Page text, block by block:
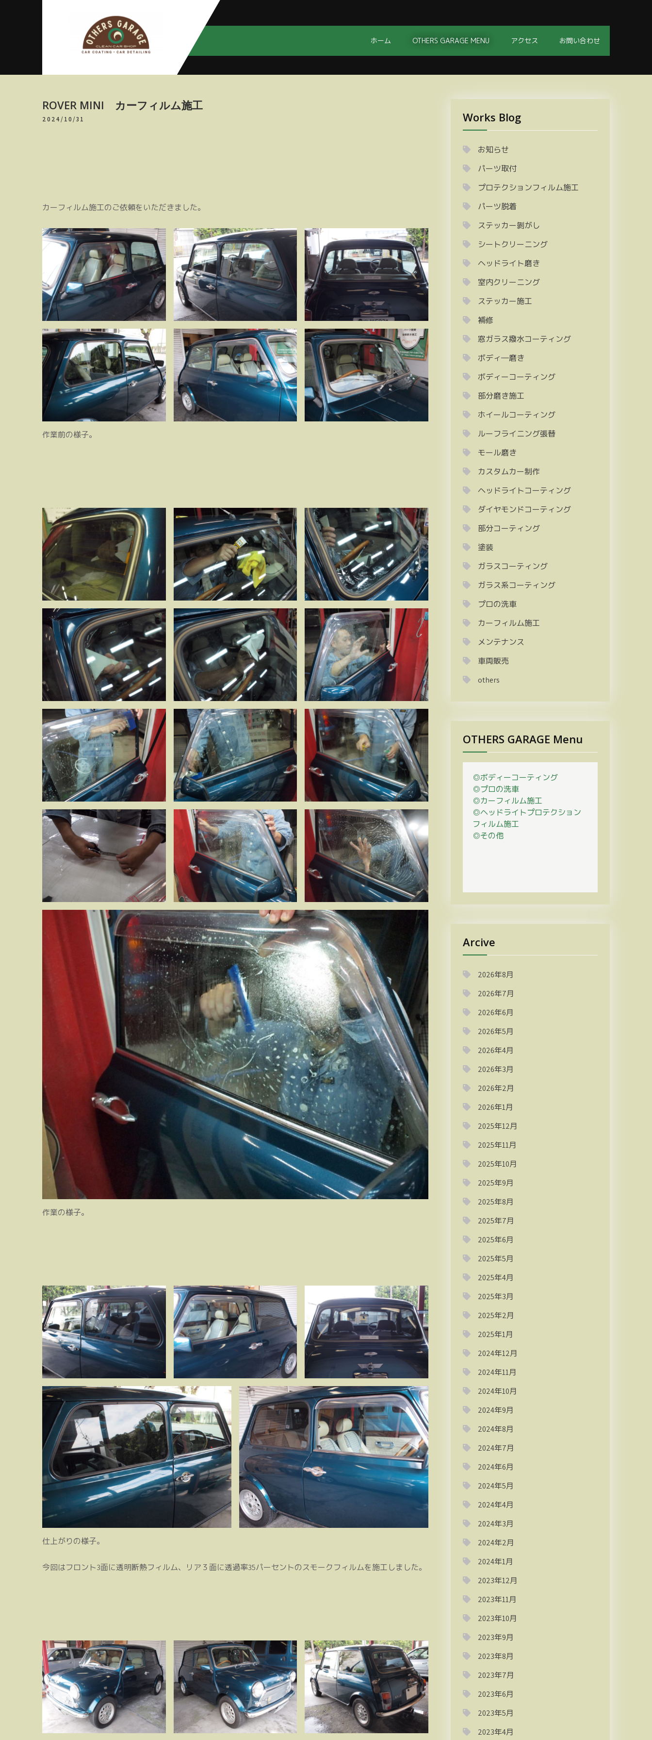
アザースガ
テナンス
ホーム OTHERS GARAGE MENU アクセス お問い合わせ
ROVER MINI カーフィルム施工
2024/10/31
カーフィルム施工のご依頼をいただきました。
作業前の様子。
作業の様子。
仕上がりの様子。
今回はフロント3面に透明断熱フィルム、リア３面に透過率35パーセントのスモークフィルムを施工しました。
Works Blog
お知らせ
パーツ取付
プロテクションフィルム施工
パーツ脱着
ステッカー剝がし
シートクリーニング
ヘッドライト磨き
室内クリーニング
ステッカー施工
補修
窓ガラス撥水コーティング
ボディ―磨き
ボディーコーティング
部分磨き施工
ホイールコーティング
ルーフライニング張替
モール磨き
カスタムカー制作
ヘッドライトコーティング
ダイヤモンドコーティング
部分コーティング
塗装
ガラスコーティング
ガラス系コーティング
プロの洗車
カーフィルム施工
メンテナンス
車両販売
others
OTHERS GARAGE Menu
◎ボディーコーティング
◎プロの洗車
◎カーフィルム施工
◎ヘッドライトプロテクション
フィルム施工
◎その他
Arcive
2026年8月
2026年7月
2026年6月
2026年5月
2026年4月
2026年3月
2026年2月
2026年1月
2025年12月
2025年11月
2025年10月
2025年9月
2025年8月
2025年7月
2025年6月
2025年5月
2025年4月
2025年3月
2025年2月
2025年1月
2024年12月
2024年11月
2024年10月
2024年9月
2024年8月
2024年7月
2024年6月
2024年5月
2024年4月
2024年3月
2024年2月
2024年1月
2023年12月
2023年11月
2023年10月
2023年9月
2023年8月
2023年7月
2023年6月
2023年5月
2023年4月